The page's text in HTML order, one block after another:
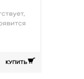
КУПИТЬ